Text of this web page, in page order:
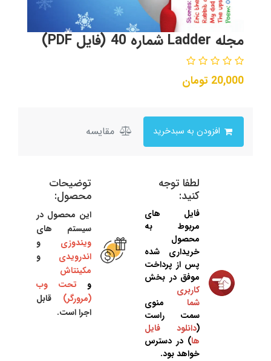
مجله Ladder شماره 40 (فایل PDF)
20,000 تومان
مقایسه
لطفا توجه
کنید:
فایل های
مربوط به
محصول
خریداری شده
پس از پرداخت
موفق در بخش
کاربری
شما منوی
سمت راست
(دانلود فایل
ها) در دسترس
خواهد بود.
توضیحات
محصول:
این محصول در
سیستم های
ویندوزی و
اندرویدی و
مکینتاش
و تحت وب
(مرورگر) قابل
اجرا است.